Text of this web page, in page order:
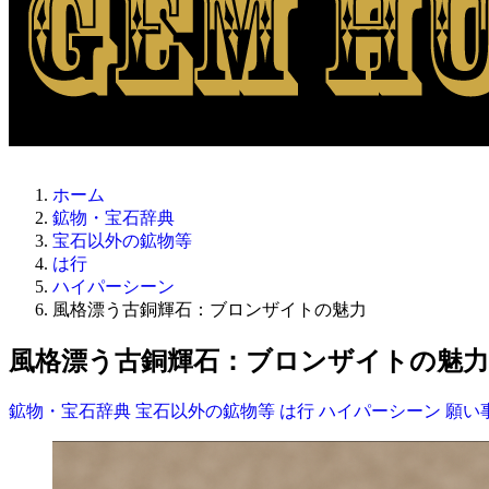
ホーム
鉱物・宝石辞典
宝石以外の鉱物等
は行
ハイパーシーン
風格漂う古銅輝石：ブロンザイトの魅力
風格漂う古銅輝石：ブロンザイトの魅力
鉱物・宝石辞典 宝石以外の鉱物等 は行 ハイパーシーン 願い